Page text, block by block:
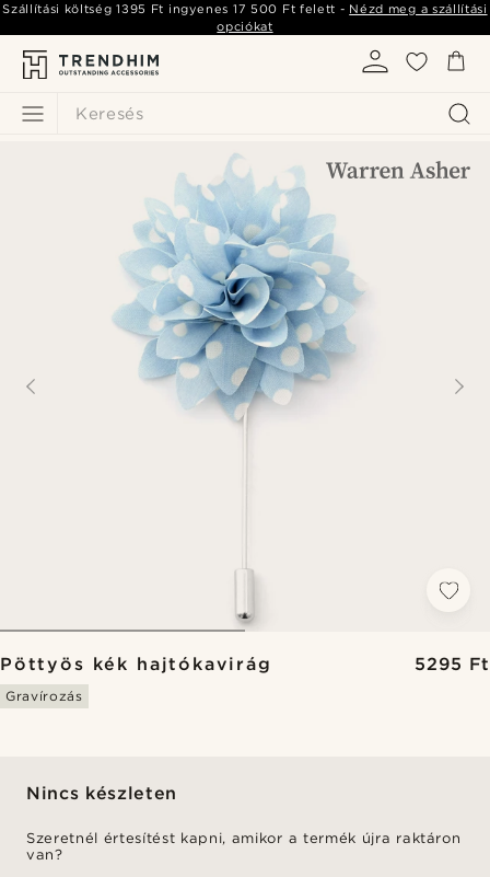
Keresés
Szállítási költség1395 Ft ingyenes 17 500 Ft felett - Nézd meg a szállítási
opciókat
Pöttyös kék hajtókavirág 5295 Ft
Gravírozás
Nincs készleten
Szeretnél értesítést kapni, amikor a termék újra raktáron
van?